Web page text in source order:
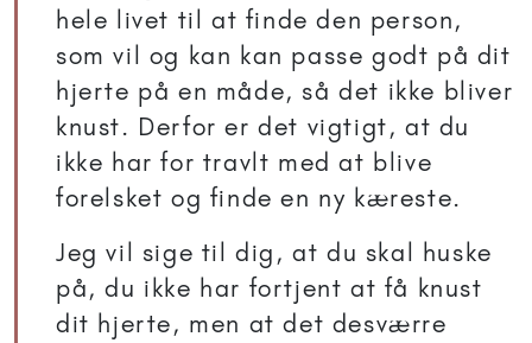
hele livet til at finde den person,
som vil og kan kan passe godt på dit
hjerte på en måde, så det ikke bliver
knust. Derfor er det vigtigt, at du
ikke har for travlt med at blive
forelsket og finde en ny kæreste.
Jeg vil sige til dig, at du skal huske
på, du ikke har fortjent at få knust
dit hjerte, men at det desværre